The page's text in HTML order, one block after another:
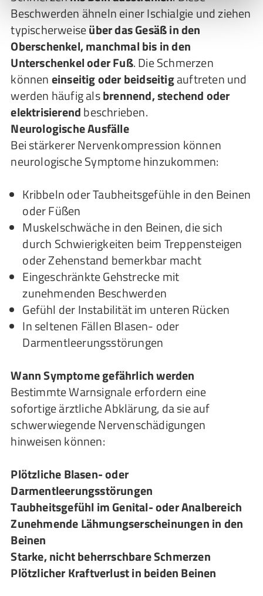
Beschwerden ähneln einer Ischialgie und ziehen
typischerweiseüber das Gesäß in den
Oberschenkel, manchmal bis in den
Unterschenkel oder Fuß. Die Schmerzen
könneneinseitig oder beidseitigauftreten und
werden häufig alsbrennend, stechend oder
elektrisierendbeschrieben.
Neurologische Ausfälle
Bei stärkerer Nervenkompression können
neurologische Symptome hinzukommen:
Kribbeln oder Taubheitsgefühle in den Beinen
oder Füßen
Muskelschwäche in den Beinen, die sich
durch Schwierigkeiten beim Treppensteigen
oder Zehenstand bemerkbar macht
Eingeschränkte Gehstrecke mit
zunehmenden Beschwerden
Gefühl der Instabilität im unteren Rücken
In seltenen Fällen Blasen- oder
Darmentleerungsstörungen
Wann Symptome gefährlich werden
Bestimmte Warnsignale erfordern eine
sofortige ärztliche Abklärung, da sie auf
schwerwiegende Nervenschädigungen
hinweisen können:
Plötzliche Blasen- oder
Darmentleerungsstörungen
Taubheitsgefühl im Genital- oder Analbereich
Zunehmende Lähmungserscheinungen in den
Beinen
Starke, nicht beherrschbare Schmerzen
Plötzlicher Kraftverlust in beiden Beinen